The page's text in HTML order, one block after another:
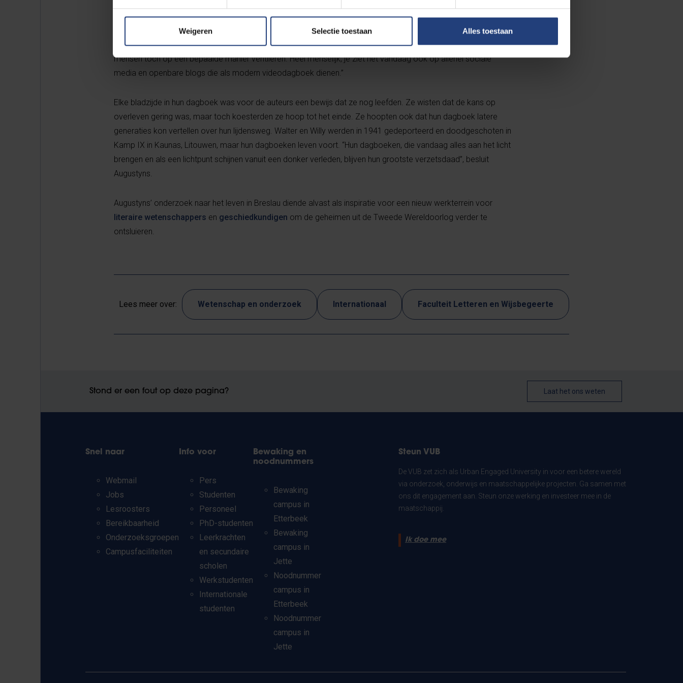
Weigeren Selectie toestaan Alles toestaan
Uiteindelijk worden de dagboeken ook een soort van overlevingsmiddel. “Een plek om de dagelijkse
onmenselijkheden te ontvluchten” zegt Augustyns. “Door hun gedachten neer te pennen, konden de opgejaagde
mensen toch op een bepaalde manier ventileren. Heel menselijk, je ziet het vandaag ook op allerlei sociale
media en openbare blogs die als modern videodagboek dienen.”
Elke bladzijde in hun dagboek was voor de auteurs een bewijs dat ze nog leefden. Ze wisten dat de kans op
overleven gering was, maar toch koesterden ze hoop tot het einde. Ze hoopten ook dat hun dagboek latere
generaties kon vertellen over hun lijdensweg. Walter en Willy werden in 1941 gedeporteerd en doodgeschoten in
Kamp IX in Kaunas, Litouwen, maar hun dagboeken leven voort. “Hun dagboeken, die vandaag alles aan het licht
brengen en als een lichtpunt schijnen vanuit een donker verleden, blijven hun grootste verzetsdaad”, besluit
Augustyns.
Augustyns’ onderzoek naar het leven in Breslau diende alvast als inspiratie voor een nieuw werkterrein voor
literaire wetenschappers en geschiedkundigen om de geheimen uit de Tweede Wereldoorlog verder te
ontsluieren.
Lees meer over: Wetenschap en onderzoek Internationaal Faculteit Letteren en Wijsbegeerte
Stond er een fout op deze pagina? Laat het ons weten
Snel naar
Webmail
Jobs
Lesroosters
Bereikbaarheid
Onderzoeksgroepen
Campusfaciliteiten
Info voor
Pers
Studenten
Personeel
PhD-studenten
Leerkrachten
en secundaire
scholen
Werkstudenten
Internationale
studenten
Bewaking en
noodnummers
Bewaking
campus in
Etterbeek
Bewaking
campus in
Jette
Noodnummer
campus in
Etterbeek
Noodnummer
campus in
Jette
Steun VUB
De VUB zet zich als Urban Engaged University in voor een betere wereld
via onderzoek, onderwijs en maatschappelijke projecten. Ga samen met
ons dit engagement aan. Steun onze werking en investeer mee in de
maatschappij.
Ik doe mee